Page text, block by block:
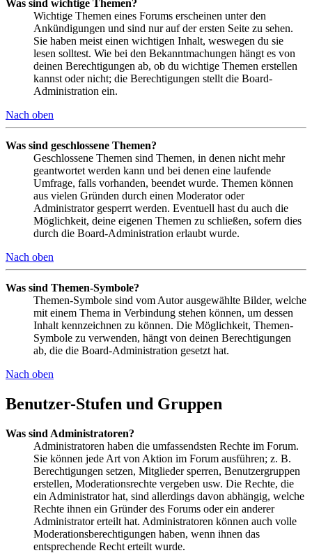
Was sind wichtige Themen?
Wichtige Themen eines Forums erscheinen unter den
Ankündigungen und sind nur auf der ersten Seite zu sehen.
Sie haben meist einen wichtigen Inhalt, weswegen du sie
lesen solltest. Wie bei den Bekanntmachungen hängt es von
deinen Berechtigungen ab, ob du wichtige Themen erstellen
kannst oder nicht; die Berechtigungen stellt die Board-
Administration ein.
Nach oben
Was sind geschlossene Themen?
Geschlossene Themen sind Themen, in denen nicht mehr
geantwortet werden kann und bei denen eine laufende
Umfrage, falls vorhanden, beendet wurde. Themen können
aus vielen Gründen durch einen Moderator oder
Administrator gesperrt werden. Eventuell hast du auch die
Möglichkeit, deine eigenen Themen zu schließen, sofern dies
durch die Board-Administration erlaubt wurde.
Nach oben
Was sind Themen-Symbole?
Themen-Symbole sind vom Autor ausgewählte Bilder, welche
mit einem Thema in Verbindung stehen können, um dessen
Inhalt kennzeichnen zu können. Die Möglichkeit, Themen-
Symbole zu verwenden, hängt von deinen Berechtigungen
ab, die die Board-Administration gesetzt hat.
Nach oben
Benutzer-Stufen und Gruppen
Was sind Administratoren?
Administratoren haben die umfassendsten Rechte im Forum.
Sie können jede Art von Aktion im Forum ausführen; z. B.
Berechtigungen setzen, Mitglieder sperren, Benutzergruppen
erstellen, Moderationsrechte vergeben usw. Die Rechte, die
ein Administrator hat, sind allerdings davon abhängig, welche
Rechte ihnen ein Gründer des Forums oder ein anderer
Administrator erteilt hat. Administratoren können auch volle
Moderationsberechtigungen haben, wenn ihnen das
entsprechende Recht erteilt wurde.